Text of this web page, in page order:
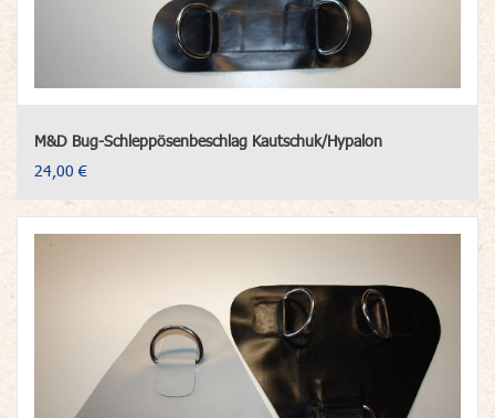
M&D Bug-Schleppösenbeschlag Kautschuk/Hypalon
24,00 €